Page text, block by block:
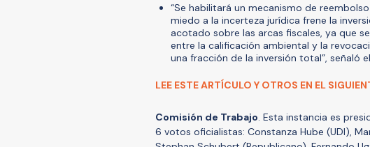
“Se habilitará un mecanismo de
miedo a la incerteza jurídica frene la
acotado sobre las arcas fiscales, ya que
entre la calificación ambiental y la
una fracción de la inversión total”, señaló
LEE ESTE ARTÍCULO Y OTROS EN EL
Comisión de Trabajo. Esta instancia es
6 votos oficialistas: Constanza Hube (UDI),